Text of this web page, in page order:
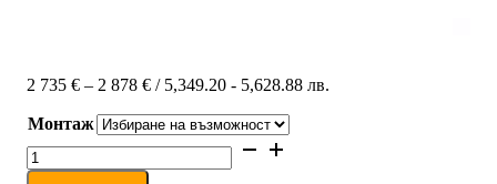
2 735 € – 2 878 €Price
2
735 €
/ 5,349.20 - 5,628.88 лв.
Монтаж
количество
за